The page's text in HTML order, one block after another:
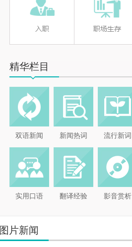
精华栏目
双语新闻 新闻热词 流行新词
实用口语 翻译经验 影音赏析
图片新闻